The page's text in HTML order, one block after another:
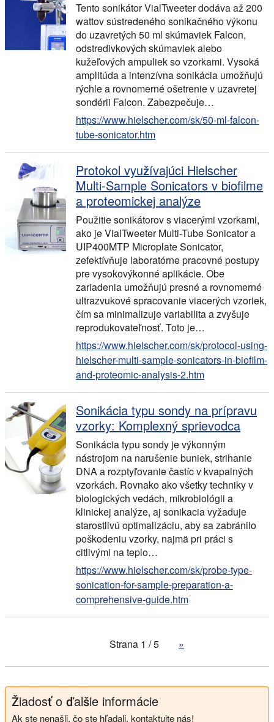
Tento sonikátor VialTweeter dodáva až 200
wattov sústredeného sonikačného výkonu
do uzavretých 50 ml skúmaviek Falcon,
odstredivkových skúmaviek alebo
kužeľových ampuliek so vzorkami. Vysoká
amplitúda a intenzívna sonikácia umožňujú
rýchle a rovnomerné ošetrenie v uzavretej
sondérii Falcon. Zabezpečuje…
https://www.hielscher.com/sk/50-ml-falcon-
tube-sonicator.htm
Protokol využívajúci Hielscher
Multi-Sample Sonicators v biofilme
a proteomickej analýze
Použitie sonikátorov s viacerými vzorkami,
ako je VialTweeter Multi-Tube Sonicator a
UIP400MTP Microplate Sonicator,
zefektívňuje laboratórne pracovné postupy
pre vysokovýkonné aplikácie. Obe
zariadenia umožňujú presné a rovnomerné
ultrazvukové spracovanie viacerých vzoriek,
čím sa minimalizuje variabilita a zvyšuje
reprodukovateľnosť. Toto je…
https://www.hielscher.com/sk/protocol-using-
hielscher-multi-sample-sonicators-in-biofilm-
and-proteomic-analysis-2.htm
Sonikácia typu sondy na prípravu
vzorky: Komplexný sprievodca
Sonikácia typu sondy je výkonným
nástrojom na narušenie buniek, strihanie
DNA a rozptyľovanie častíc v kvapalných
vzorkách. Rovnako ako všetky techniky v
biologických vedách, mikrobiológii a
klinickej analýze, aj sonikacia vyžaduje
starostlivú optimalizáciu, aby sa zabránilo
poškodeniu vzorky, najmä pri práci s
citlivými na teplo…
https://www.hielscher.com/sk/probe-type-
sonication-for-sample-preparation-a-
comprehensive-guide.htm
Strana 1 / 5 »
Žiadosť o ďalšie informácie
Ak ste nenašli, čo ste hľadali, kontaktujte nás!